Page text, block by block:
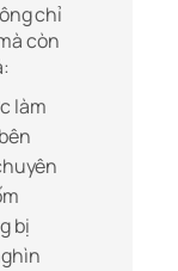
chỉ
còn
làm
bị